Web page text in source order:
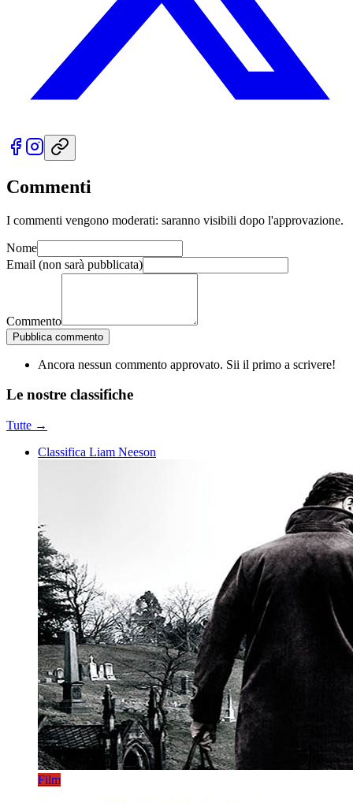
Commenti
I commenti vengono moderati: saranno visibili dopo l'approvazione.
Nome
Email (non sarà pubblicata)
Commento
Pubblica commento
Ancora nessun commento approvato. Sii il primo a scrivere!
Le nostre classifiche
Tutte →
Classifica Liam Neeson
Film